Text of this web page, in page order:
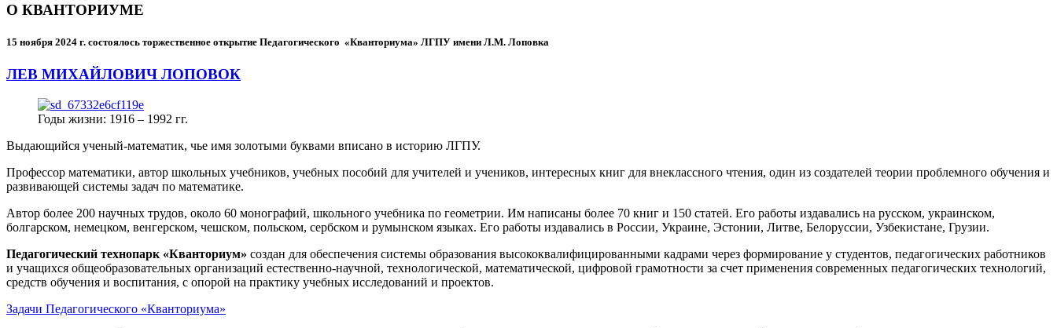
О КВАНТОРИУМЕ
15 ноября 2024 г. состоялось торжественное открытие Педагогического «Кванториума» ЛГПУ имени Л.М. Лоповка
ЛЕВ МИХАЙЛОВИЧ ЛОПОВОК
Годы жизни: 1916 – 1992 гг.
Выдающийся ученый-математик, чье имя золотыми буквами вписано в историю ЛГПУ.
Профессор математики, автор школьных учебников, учебных пособий для учителей и учеников, интересных книг для внеклассного чтения, один из создателей теории проблемного обучения и
развивающей системы задач по математике.
Автор более 200 научных трудов, около 60 монографий, школьного учебника по геометрии. Им написаны более 70 книг и 150 статей. Его работы издавались на русском, украинском,
болгарском, немецком, венгерском, чешском, польском, сербском и румынском языках. Его работы издавались в России, Украине, Эстонии, Литве, Белоруссии, Узбекистане, Грузии.
Педагогический технопарк «Кванториум» создан для обеспечения системы образования высококвалифицированными кадрами через формирование у студентов, педагогических работников
и учащихся общеобразовательных организаций естественно-научной, технологической, математической, цифровой грамотности за счет применения современных педагогических технологий,
средств обучения и воспитания, с опорой на практику учебных исследований и проектов.
Задачи Педагогического «Кванториума»